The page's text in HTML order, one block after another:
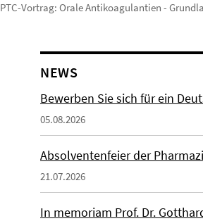
PTC-Vortrag: Orale Antikoagulantien -
NEWS
Bewerben Sie sich für ein
05.08.2026
Absolventenfeier der
21.07.2026
In memoriam Prof. Dr.